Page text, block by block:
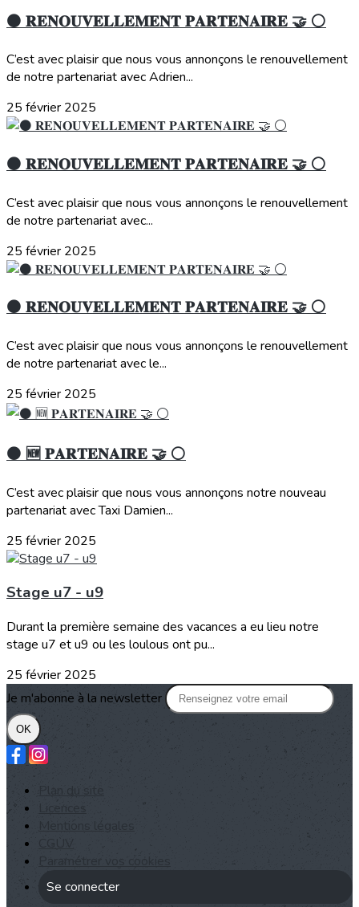
⚫️ 𝐑𝐄𝐍𝐎𝐔𝐕𝐄𝐋𝐋𝐄𝐌𝐄𝐍𝐓 𝐏𝐀𝐑𝐓𝐄𝐍𝐀𝐈𝐑𝐄 🤝 ⚪️
C’est avec plaisir que nous vous annonçons le renouvellement
de notre partenariat avec Adrien...
25 février 2025
⚫️ 𝐑𝐄𝐍𝐎𝐔𝐕𝐄𝐋𝐋𝐄𝐌𝐄𝐍𝐓 𝐏𝐀𝐑𝐓𝐄𝐍𝐀𝐈𝐑𝐄 🤝 ⚪️
C’est avec plaisir que nous vous annonçons le renouvellement
de notre partenariat avec...
25 février 2025
⚫️ 𝐑𝐄𝐍𝐎𝐔𝐕𝐄𝐋𝐋𝐄𝐌𝐄𝐍𝐓 𝐏𝐀𝐑𝐓𝐄𝐍𝐀𝐈𝐑𝐄 🤝 ⚪️
C’est avec plaisir que nous vous annonçons le renouvellement
de notre partenariat avec le...
25 février 2025
⚫️ 🆕 𝐏𝐀𝐑𝐓𝐄𝐍𝐀𝐈𝐑𝐄 🤝 ⚪️
C’est avec plaisir que nous vous annonçons notre nouveau
partenariat avec Taxi Damien...
25 février 2025
Stage u7 - u9
Durant la première semaine des vacances a eu lieu notre
stage u7 et u9 ou les loulous ont pu...
25 février 2025
Je m'abonne à la newsletter
OK
Se connecter